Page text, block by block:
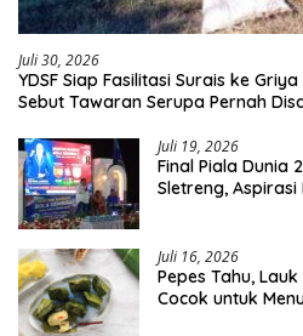
Juli 30, 2026
YDSF Siap Fasilitasi Surais ke
Sebut Tawaran Serupa Pernah
Juli 19, 2026
Final Piala Dunia
Sletreng,
Juli 16, 2026
Pepes Tahu,
Cocok untuk